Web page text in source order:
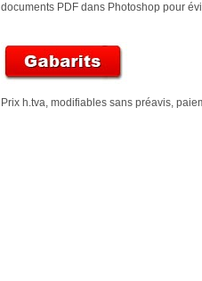
documents PDF dans Photoshop pour
Prix h.tva, modifiables sans préavis,